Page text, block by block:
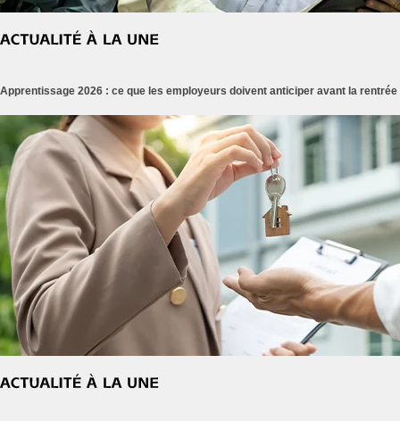
Apprentissage 2026 : ce que les employeurs doivent anticiper avant la rentrée